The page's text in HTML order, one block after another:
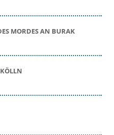
MORDES AN BURAK